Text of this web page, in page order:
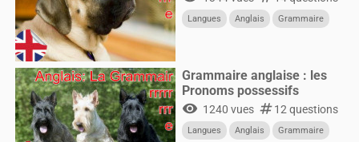
Langues Anglais Grammaire
Grammaire anglaise : les
Pronoms possessifs
visibility 1240 vues numbers12 questions
Langues Anglais Grammaire